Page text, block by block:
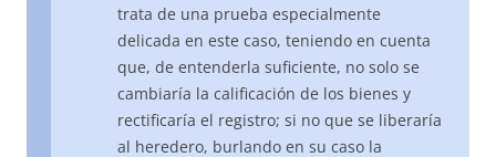
trata de una prueba especialmente
delicada en este caso, teniendo en cuenta
que, de entenderla suficiente, no solo se
cambiaría la calificación de los bienes y
rectificaría el registro; si no que se liberaría
al heredero, burlando en su caso la